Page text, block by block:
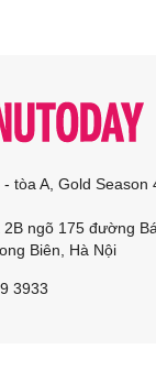
tòa A, Gold Season
2B ngõ 175 đường
Biên, Hà Nội
3933